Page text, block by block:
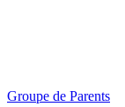
Groupe de Parents